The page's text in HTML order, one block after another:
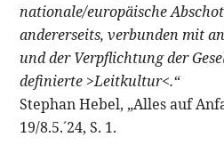
nationale/europäische
andererseits, verbunden mit
und der Verpflichtung der
definierte >Leitkultur<.“
Stephan Hebel, „Alles auf
19/8.5.´24, S. 1.